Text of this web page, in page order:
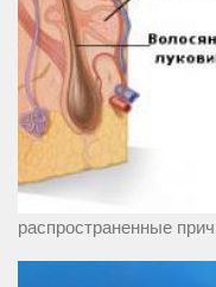
распространенные